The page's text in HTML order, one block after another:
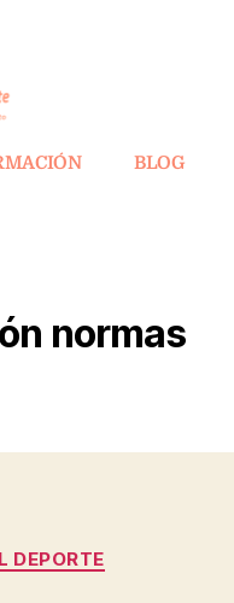
BLOG
normas
DEPORTE